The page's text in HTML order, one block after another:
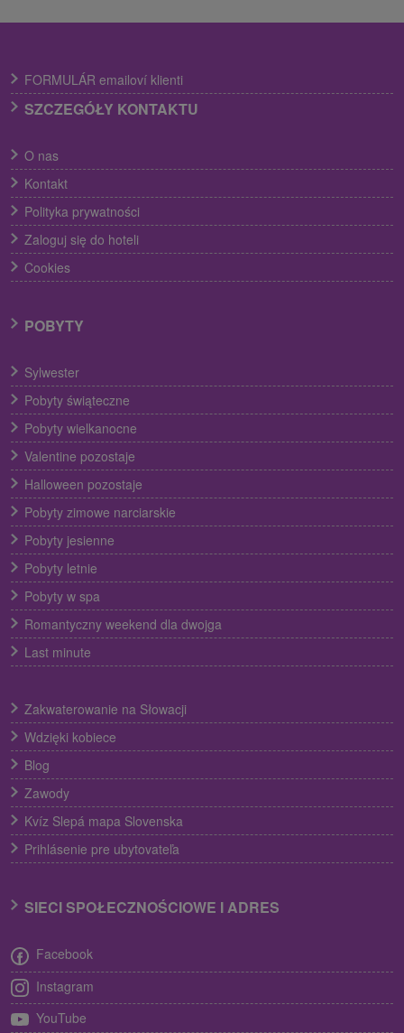
FORMULÁR emailoví klienti
SZCZEGÓŁY KONTAKTU
O nas
Kontakt
Polityka prywatności
Zaloguj się do hoteli
Cookies
POBYTY
Sylwester
Pobyty świąteczne
Pobyty wielkanocne
Valentine pozostaje
Halloween pozostaje
Pobyty zimowe narciarskie
Pobyty jesienne
Pobyty letnie
Pobyty w spa
Romantyczny weekend dla dwojga
Last minute
Zakwaterowanie na Słowacji
Wdzięki kobiece
Blog
Zawody
Kvíz Slepá mapa Slovenska
Prihlásenie pre ubytovateľa
SIECI SPOŁECZNOŚCIOWE I ADRES
Facebook
Instagram
YouTube